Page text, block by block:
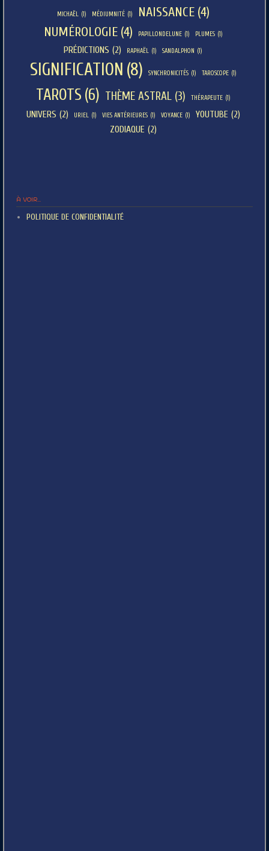
MICHAËL (1) MÉDIUMNITÉ (1) NAISSANCE (4)
NUMÉROLOGIE (4) PAPILLONDELUNE (1) PLUMES (1)
PRÉDICTIONS (2) RAPHAËL (1) SANDALPHON (1)
SIGNIFICATION (8) SYNCHRONICITÉS (1) TAROSCOPE (1)
TAROTS (6) THÈME ASTRAL (3) THÉRAPEUTE (1)
UNIVERS (2) URIEL (1) VIES ANTÉRIEURES (1) VOYANCE (1) YOUTUBE (2)
ZODIAQUE (2)
À VOIR...
POLITIQUE DE CONFIDENTIALITÉ